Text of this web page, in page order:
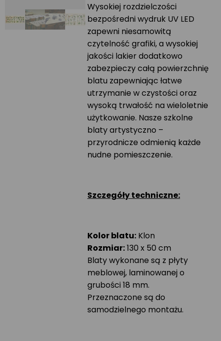
Wysokiej rozdzielczości
bezpośredni wydruk UV LED
zapewni niesamowitą
czytelność grafiki, a wysokiej
jakości lakier dodatkowo
zabezpieczy całą powierzchnię
blatu zapewniając łatwe
utrzymanie w czystości oraz
wysoką trwałość na wieloletnie
użytkowanie. Nasze szkolne
blaty artystyczno –
przyrodnicze odmienią każde
nudne pomieszczenie.
Szczegóły techniczne:
Kolor blatu:Klon
Rozmiar:130 x 50 cm
Blaty wykonane są z płyty
meblowej, laminowanej o
grubości 18 mm.
Przeznaczone są do
samodzielnego montażu.